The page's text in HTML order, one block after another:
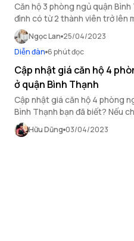
Căn hộ 3 phòng ngủ quận
đình có từ 2 thành viên trở lên
gian rộng rãi. Bài viết dưới đây
mua bán căn hộ 3 phòng ngủ
Thạnh là bao nhiêu?
Ngọc Lan 25/04/2023
Diễn đàn 6 phút đọc
Cập nhật giá căn hộ 4
ở quận Bình Thạnh
Cập nhật giá căn hộ 4 phòng
Bình Thạnh bạn đã biết? Nếu
của OneHousing để biết thêm
Hữu Dũng 03/04/2023